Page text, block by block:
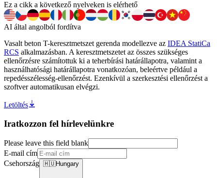
Ez a cikk a következő nyelveken is elérhető
AI által angolból fordítva
Vasalt beton T-keresztmetszet gerenda modellezve az IDEA StatiCa
RCS alkalmazásban. A keresztmetszetet az összes szükséges
ellenőrzésre számítottuk ki a teherbírási határállapotra, valamint a
használhatósági határállapotra vonatkozóan, beleértve például a
repedésszélesség-ellenőrzést. Ezenkívül a szerkesztési ellenőrzést a
szoftver automatikusan elvégzi.
Letöltés
Iratkozzon fel hírlevelünkre
Please leave this field blank
E-mail cím
Csehország 🇭🇺Hungary